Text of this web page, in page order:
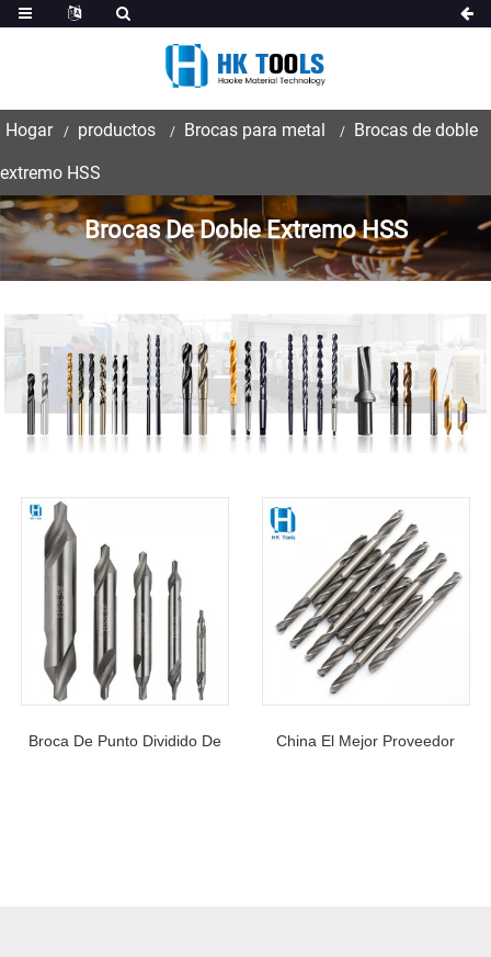
Hogar productos Brocas para metal Brocas de doble
extremo HSS
Brocas De Doble Extremo HSS
Broca De Punto Dividido De China El Mejor Proveedor